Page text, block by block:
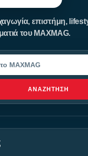
επιστήμη,
του MAXMAG.
ΑΝΑΖΉΤΗΣΗ